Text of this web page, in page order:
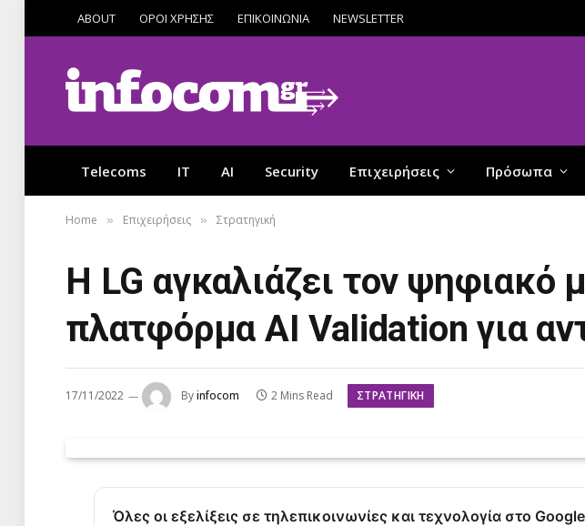
ABOUT ΟΡΟΙ ΧΡΗΣΗΣ ΕΠΙΚΟΙΝΩΝΙΑ NEWSLETTER
Telecoms IT AI Security Επιχειρήσεις Πρόσωπα
Home » Επιχειρήσεις » Στρατηγική
Η LG αγκαλιάζει τον ψηφιακό
πλατφόρμα AI Validation για
17/11/2022 Byinfocom 2 Mins Read ΣΤΡΑΤΗΓΙΚΉ
Όλες οι εξελίξεις σε τηλεπικοινωνίες και τεχνολογία στο Google